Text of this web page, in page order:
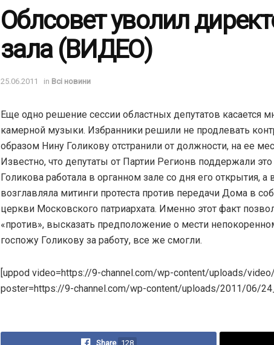
Облсовет уволил
зала (ВИДЕО)
25.06.2011 in Всі новини
Еще одно решение сессии областных депутатов касается
камерной музыки. Избранники решили не продлевать
образом Нину Голикову отстранили от должности, на ее
Известно, что депутаты от Партии Регионв поддержали
Голикова работала в органном зале со дня его открытия,
возглавляла митинги протеста против передачи Дома в
церкви Московского патриархата. Именно этот факт
«против», высказать предположение о мести
госпожу Голикову за работу, все же смогли.
[uppod video=https://9-channel.com/wp-content/uploads/
poster=https://9-channel.com/wp-content/uploads/2011/06/
Share 128